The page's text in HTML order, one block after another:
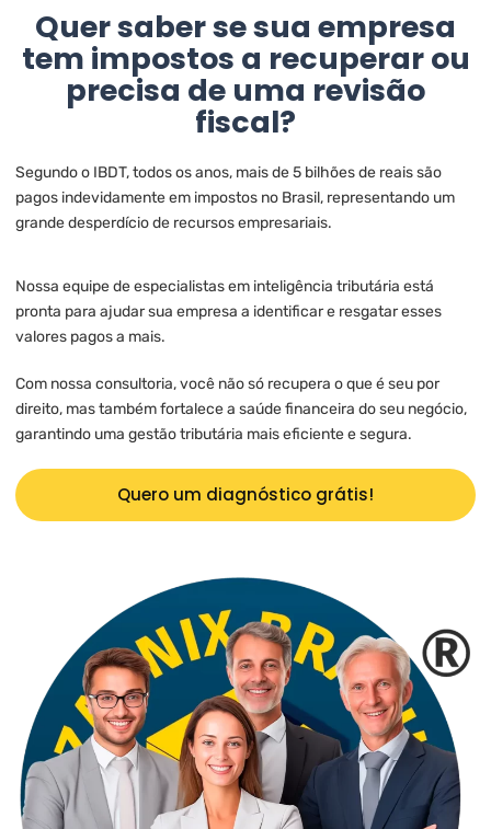
Quer saber se sua empresa
tem impostos a recuperar ou
precisa de uma revisão
fiscal?
Segundo o IBDT, todos os anos, mais de 5 bilhões de reais são
pagos indevidamente em impostos no Brasil, representando um
grande desperdício de recursos empresariais.
Nossa equipe de especialistas em inteligência tributária está
pronta para ajudar sua empresa a identificar e resgatar esses
valores pagos a mais.
Com nossa consultoria, você não só recupera o que é seu por
direito, mas também fortalece a saúde financeira do seu negócio,
garantindo uma gestão tributária mais eficiente e segura.
Quero um diagnóstico grátis!